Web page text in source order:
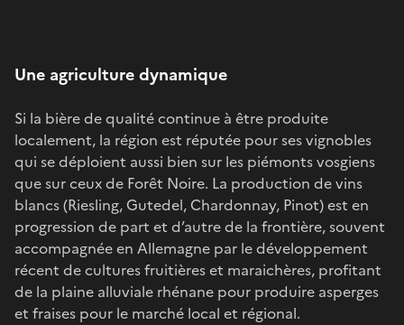
Une agriculture dynamique
Si la bière de qualité continue à être produite
localement, la région est réputée pour ses vignobles
qui se déploient aussi bien sur les piémonts vosgiens
que sur ceux de Forêt Noire. La production de vins
blancs (Riesling, Gutedel, Chardonnay, Pinot) est en
progression de part et d’autre de la frontière, souvent
accompagnée en Allemagne par le développement
récent de cultures fruitières et maraichères, profitant
de la plaine alluviale rhénane pour produire asperges
et fraises pour le marché local et régional.